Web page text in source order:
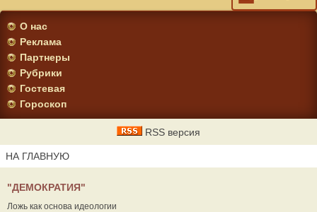
О нас
Реклама
Партнеры
Рубрики
Гостевая
Гороскоп
RSS версия
НА ГЛАВНУЮ
"ДЕМОКРАТИЯ"
Ложь как основа идеологии